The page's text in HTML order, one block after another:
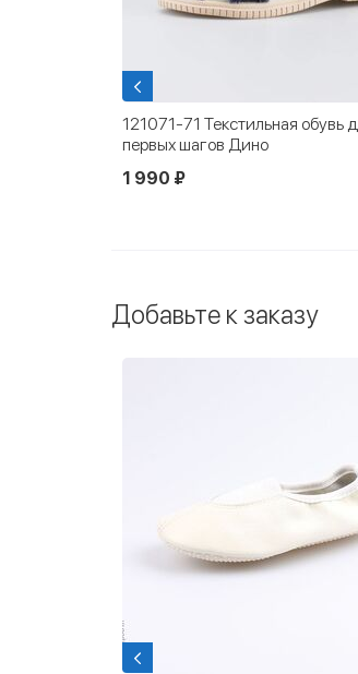
121082-71 Текстильная обувь
первых шагов Мой щенок
1 990 ₽
Добавьте к заказу